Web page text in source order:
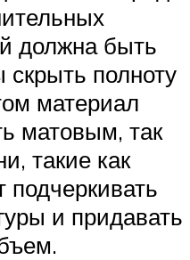
должна быть
полноту
материал
матовым, так
такие как
подчеркивать
и придавать